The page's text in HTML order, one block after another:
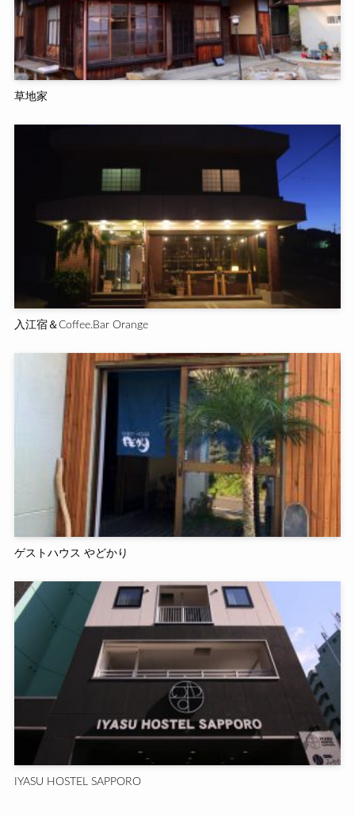
草地家
入江宿＆Coffee.Bar Orange
ゲストハウス やどかり
IYASU HOSTEL SAPPORO